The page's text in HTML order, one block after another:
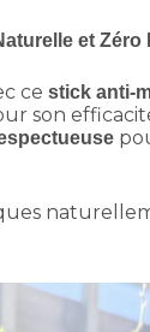
et Zéro
ce stick anti-
son